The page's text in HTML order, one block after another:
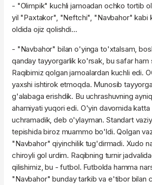
- "Olimpik" kuchli jamoadan ochko tortib
yil "Paxtakor", "Neftchi", "Navbahor" kabi
oldida ojiz qolishdi...
- "Navbahor" bilan o'yinga to'xtalsam,
qanday tayyorgarlik ko'rsak, bu safar ham
Raqibimiz qolgan jamoalardan kuchli edi.
yaxshi ishtirok etmoqda. Munosib
g'alabaga erishdik. Bu uchrashuvning
ahamiyati yuqori edi. O'yin davomida katta
uchramadik, deb o'ylayman. Standart
tepishida biroz muammo bo'ldi. Qolgan
"Navbahor" qiyinchilik tug'dirmadi. Xudo
chiroyli gol urdim. Raqibning turnir
qilishimiz, bu - futbol. Futbolda hamma
"Navbahor" bunday tarkib va e'tibor bilan